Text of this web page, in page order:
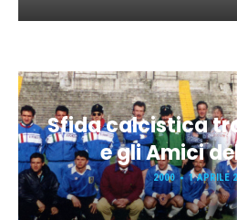
Sfida calcistica
e gli Amici
2000 1 APRILE